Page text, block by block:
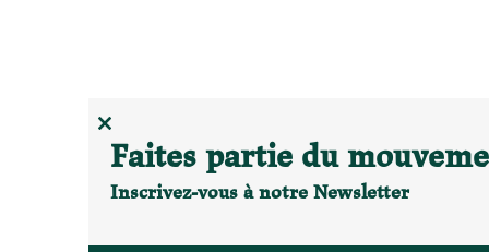
CLOSE
THIS
MODULE
Faites partie du
Inscrivez-vous à notre Newsletter